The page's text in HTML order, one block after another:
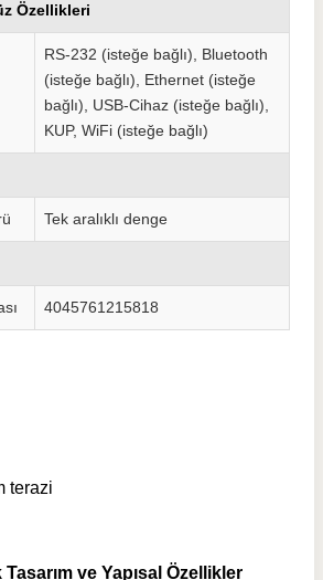
Özellikleri
RS-232 (isteğe bağlı), Bluetooth
(isteğe bağlı), Ethernet (isteğe
bağlı), USB-Cihaz (isteğe bağlı),
KUP, WiFi (isteğe bağlı)
Tek aralıklı denge
4045761215818
ve Yapısal Özellikler